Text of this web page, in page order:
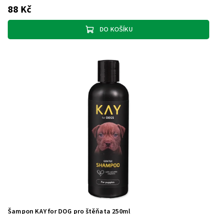
88 Kč
DO KOŠÍKU
Šampon KAY for DOG pro štěňata 250ml